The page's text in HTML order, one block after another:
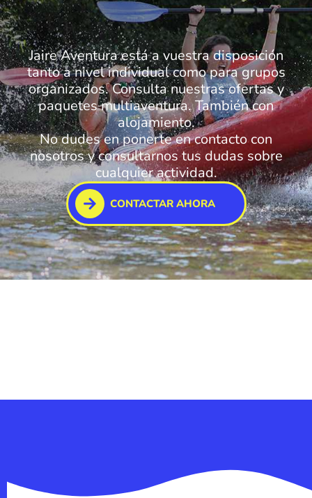
Jaire Aventura está a vuestra disposición
tanto a nivel individual como para grupos
organizados. Consulta nuestras ofertas y
paquetes multiaventura. También con
alojamiento.
No dudes en ponerte en contacto con
nosotros y consultarnos tus dudas sobre
cualquier actividad.
CONTACTAR AHORA